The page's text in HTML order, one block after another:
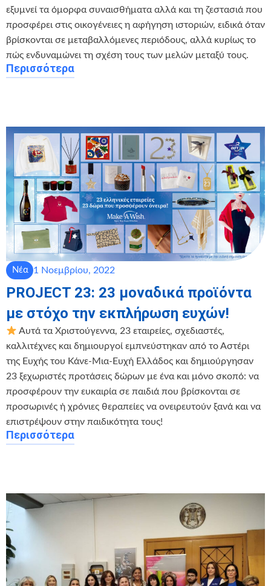
εξυμνεί τα όμορφα συναισθήματα αλλά και τη ζεστασιά που
προσφέρει στις οικογένειες η αφήγηση ιστοριών, ειδικά όταν
βρίσκονται σε μεταβαλλόμενες περιόδους, αλλά κυρίως το
πώς ενδυναμώνει τη σχέση τους των μελών μεταξύ τους.
Περισσότερα
Νέα 1 Νοεμβρίου, 2022
PROJECT 23: 23 μοναδικά προϊόντα
με στόχο την εκπλήρωση ευχών!
Αυτά τα Χριστούγεννα, 23 εταιρείες, σχεδιαστές,
καλλιτέχνες και δημιουργοί εμπνεύστηκαν από το Αστέρι
της Ευχής του Κάνε-Μια-Ευχή Ελλάδος και δημιούργησαν
23 ξεχωριστές προτάσεις δώρων με ένα και μόνο σκοπό: να
προσφέρουν την ευκαιρία σε παιδιά που βρίσκονται σε
προσωρινές ή χρόνιες θεραπείες να ονειρευτούν ξανά και να
επιστρέψουν στην παιδικότητα τους!
Περισσότερα